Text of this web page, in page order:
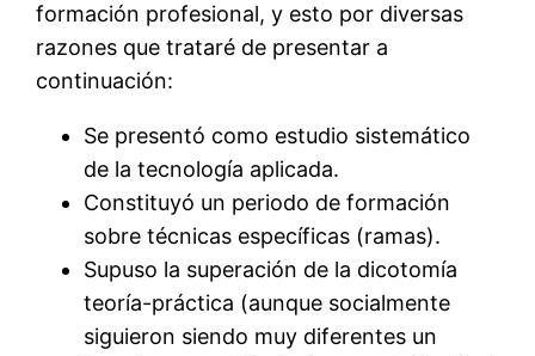
formación profesional, y esto por diversas
razones que trataré de presentar a
continuación:
Se presentó como estudio sistemático
de la tecnología aplicada.
Constituyó un periodo de formación
sobre técnicas específicas (ramas).
Supuso la superación de la dicotomía
teoría-práctica (aunque socialmente
siguieron siendo muy diferentes un